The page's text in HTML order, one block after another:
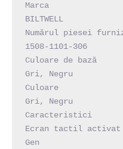
Marca
BILTWELL
Numărul piesei
1508-1101-306
Culoare de bază
Gri, Negru
Culoare
Gri, Negru
Caracteristici
Ecran tactil
Gen